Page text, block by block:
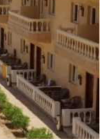
בעלת צורה חופשית
באתר כוללות מגוון
צפונית לנמל
באזורים הציבוריים